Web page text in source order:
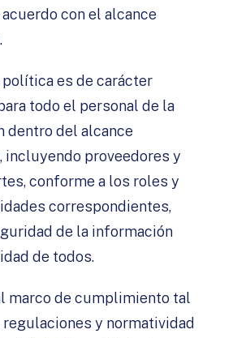
con el alcance
política es de carácter
todo el personal de la
dentro del alcance
incluyendo proveedores y
conforme a los roles y
correspondientes,
de la información
de todos.
marco de cumplimiento tal
y normatividad